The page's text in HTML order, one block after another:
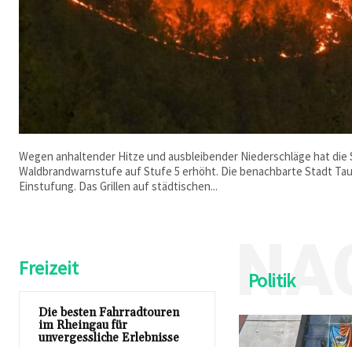
Wegen anhaltender Hitze und ausbleibender Niederschläge hat die
Waldbrandwarnstufe auf Stufe 5 erhöht. Die benachbarte Stadt
Einstufung. Das Grillen auf städtischen...
Freizeit
Die besten Fahrradtouren
im Rheingau für
unvergessliche Erlebnisse
Politik